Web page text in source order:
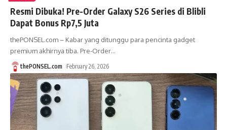
Resmi Dibuka! Pre-Order Galaxy S26 Series di Blibli
Dapat Bonus Rp7,5 Juta
thePONSEL.com – Kabar yang ditunggu para pencinta gadget
premium akhirnya tiba. Pre-Order…
thePONSEL.com February 26, 2026